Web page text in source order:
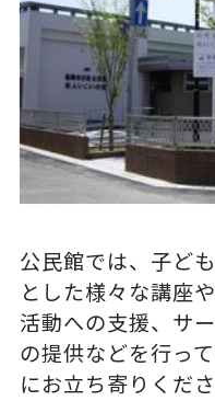
公民館では、子ど
とした様々な講座
活動への支援、サ
の提供などを行っ
にお立ち寄りくださ